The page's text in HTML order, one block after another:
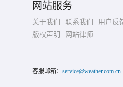
网站服务
关于我们 联系我们
用户反
版权声明
网站律师
客服邮箱： service@weather.com.cn